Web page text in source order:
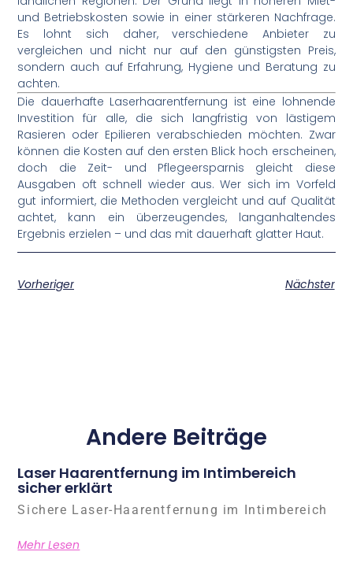
und Betriebskosten sowie in einer stärkeren Nachfrage.
Es lohnt sich daher, verschiedene Anbieter zu
vergleichen und nicht nur auf den günstigsten Preis,
sondern auch auf Erfahrung, Hygiene und Beratung zu
achten.
Die dauerhafte Laserhaarentfernung ist eine lohnende
Investition für alle, die sich langfristig von lästigem
Rasieren oder Epilieren verabschieden möchten. Zwar
können die Kosten auf den ersten Blick hoch erscheinen,
doch die Zeit- und Pflegeersparnis gleicht diese
Ausgaben oft schnell wieder aus. Wer sich im Vorfeld
gut informiert, die Methoden vergleicht und auf Qualität
achtet, kann ein überzeugendes, langanhaltendes
Ergebnis erzielen – und das mit dauerhaft glatter Haut.
Vorheriger Nächster
Andere Beiträge
Laser Haarentfernung im Intimbereich
sicher erklärt
Sichere Laser-Haarentfernung im Intimbereich
Mehr Lesen